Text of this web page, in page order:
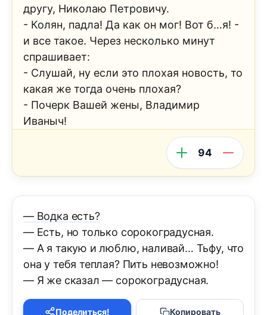
другу, Николаю Петровичу.
- Колян, падла! Да как он мог! Вот б…я! -
и все такое. Через несколько минут
спрашивает:
- Слушай, ну если это плохая новость, то
какая же тогда очень плохая?
- Почерк Вашей жены, Владимир
Иваныч!
94
— Водка есть?
— Есть, но только сорокоградусная.
— А я такую и люблю, наливай… Тьфу, что
она у тебя теплая? Пить невозможно!
— Я же сказал — сорокоградусная.
Поделиться! Копировать